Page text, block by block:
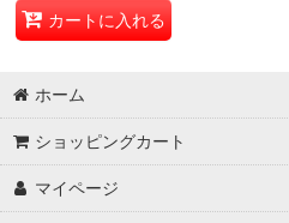
カートに入れる
ホーム
ショッピングカート
マイページ